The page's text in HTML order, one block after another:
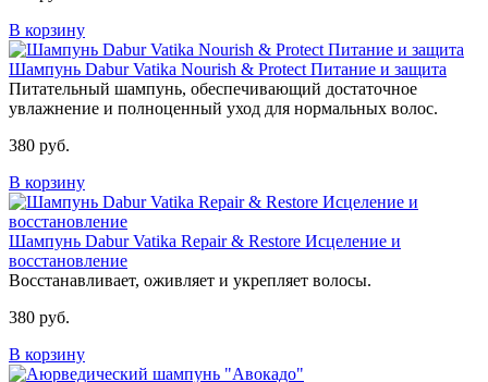
В корзину
Шампунь Dabur Vatika Nourish & Protect Питание и защита
Питательный шампунь, обеспечивающий достаточное
увлажнение и полноценный уход для нормальных волос.
380 руб.
В корзину
Шампунь Dabur Vatika Repair & Restore Исцеление и
восстановление
Восстанавливает, оживляет и укрепляет волосы.
380 руб.
В корзину